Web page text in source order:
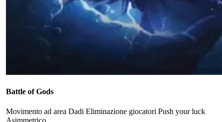
Battle of Gods
Movimento ad area Dadi Eliminazione giocatori Push your luck
Asimmetrico